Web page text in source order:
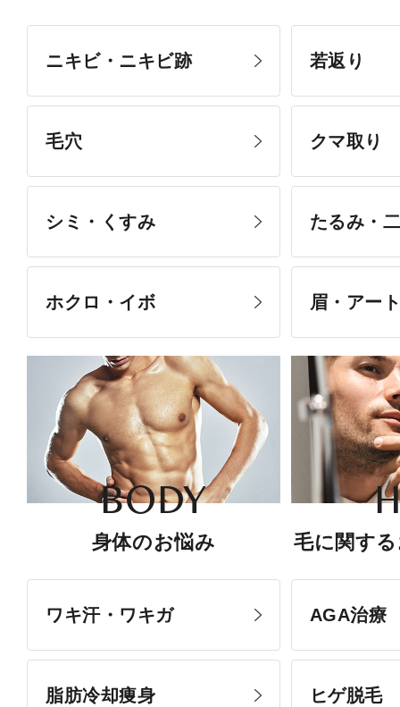
ニキビ・ニキビ跡
毛穴
シミ・くすみ
ホクロ・イボ
若返り
クマ取り
たるみ・
眉・アー
BODY
身体のお悩み
ワキ汗・ワキガ
脂肪冷却痩身
毛に関す
AGA治療
ヒゲ脱毛